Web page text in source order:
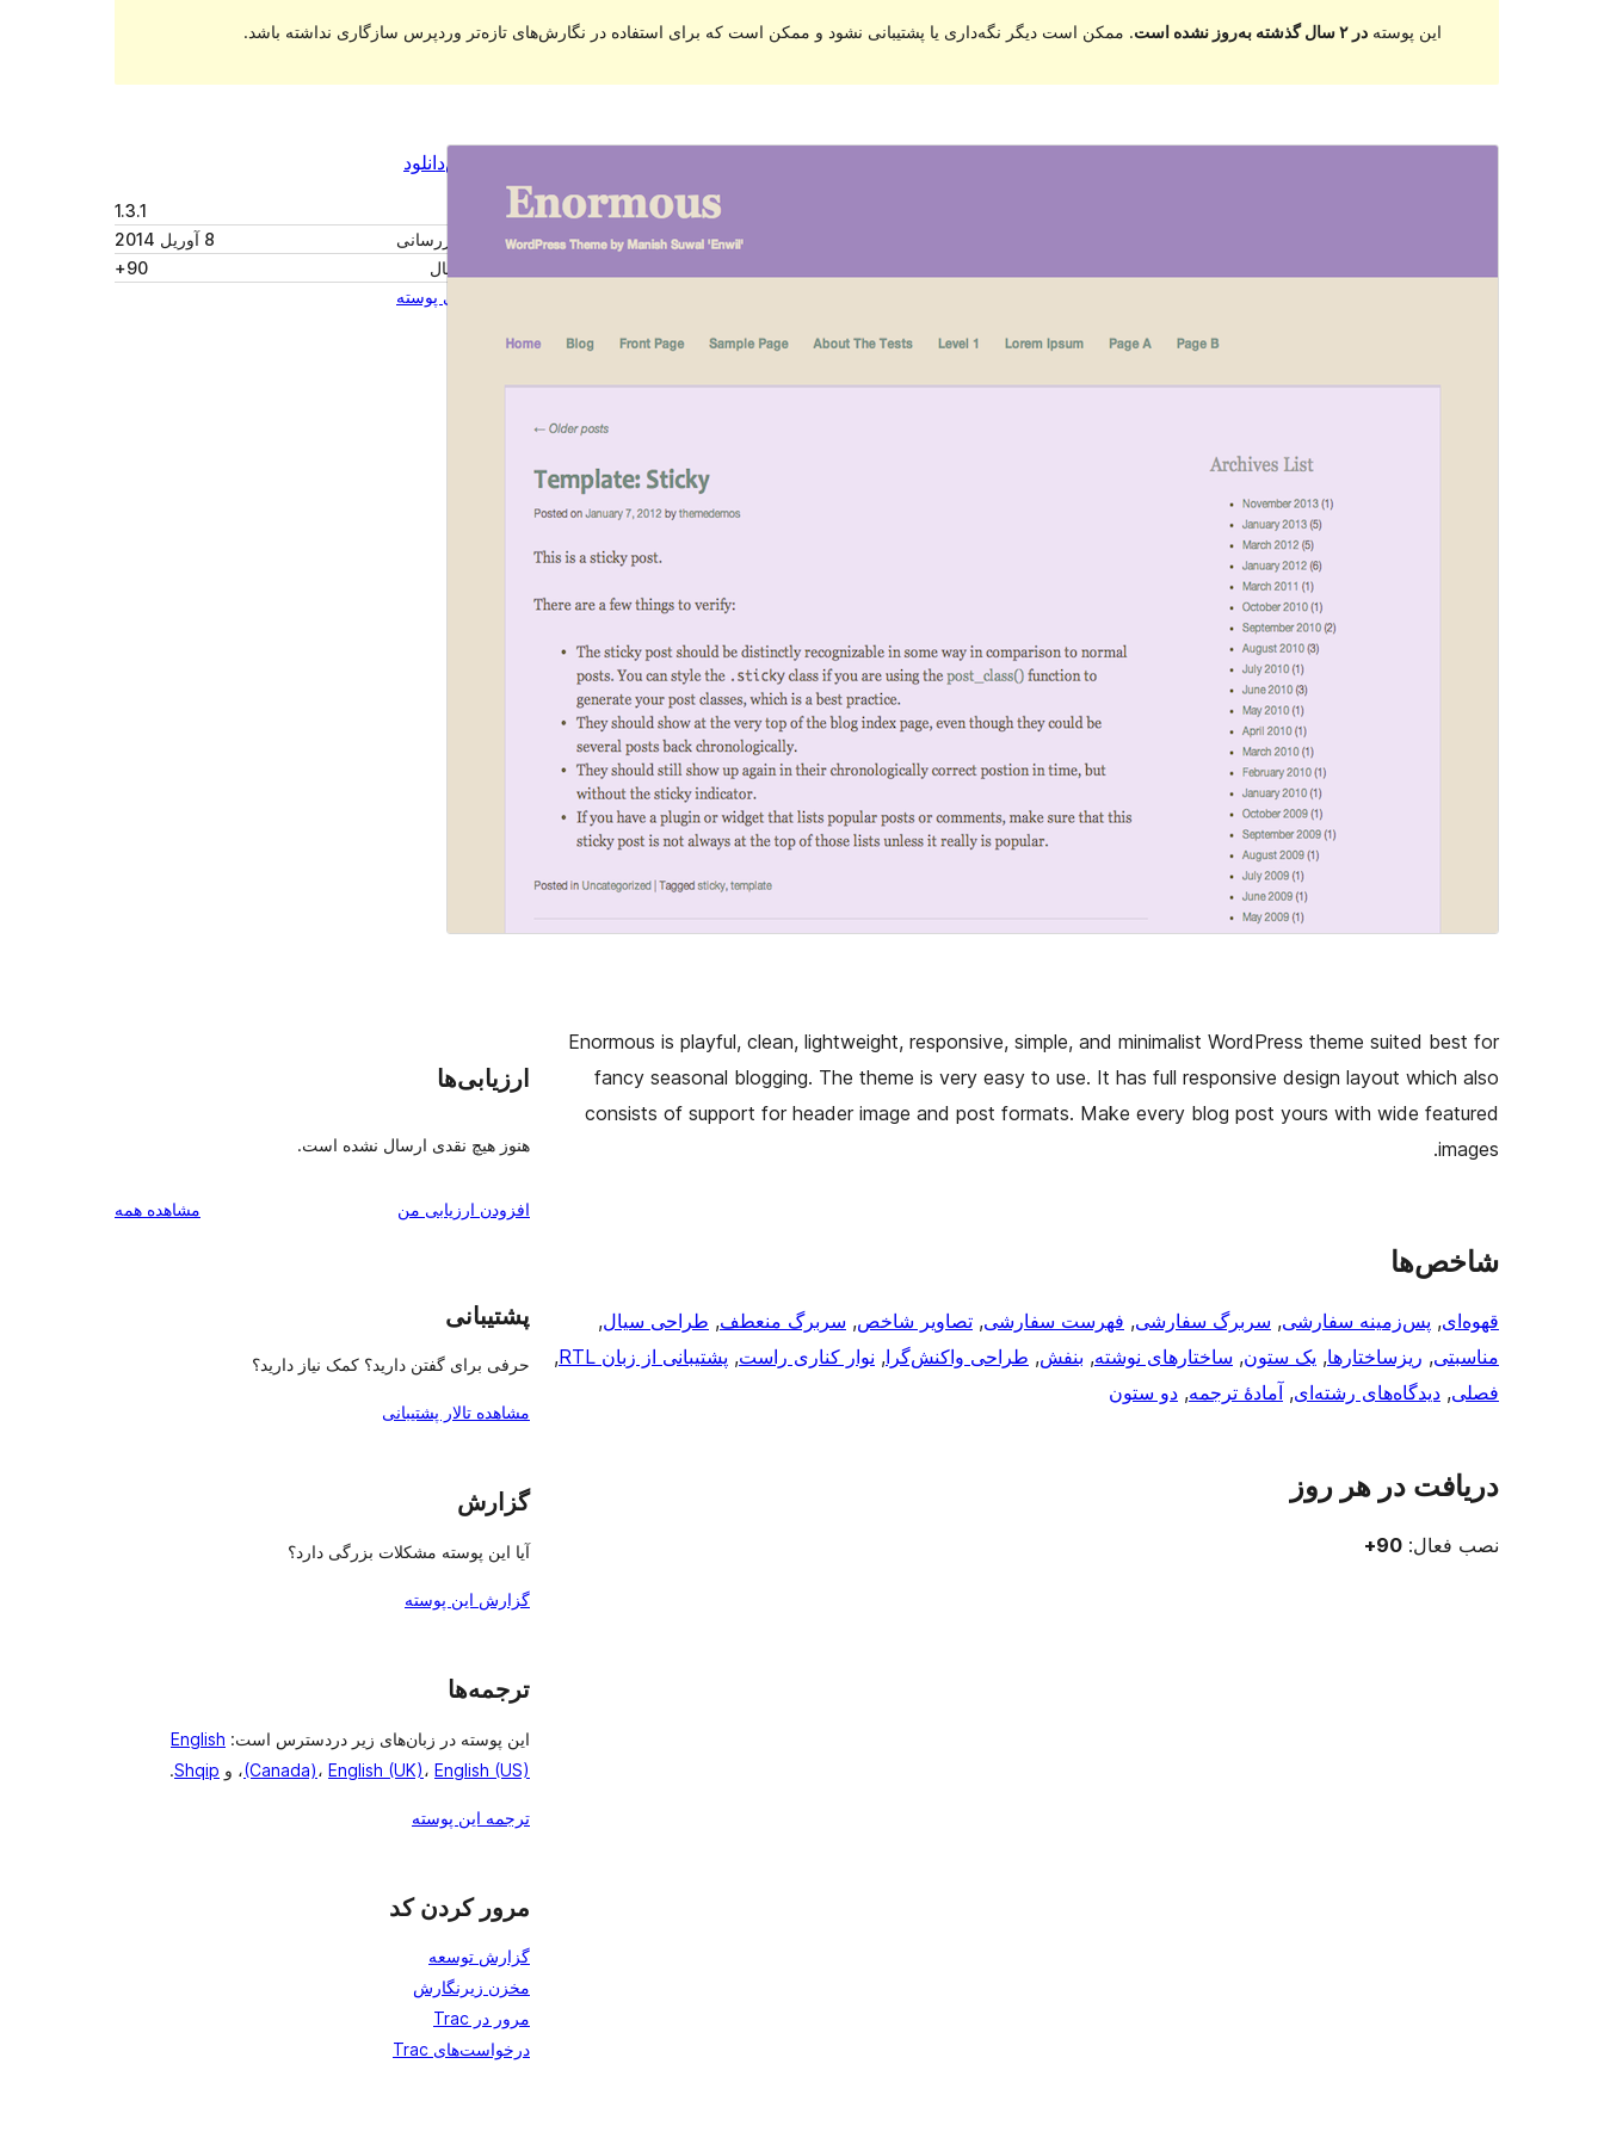
این پوستهدر ۲ سال گذشته به‌روز نشده است . ممکن است دیگر نگه‌داری یا پشتیبانی نشود و ممکن است که برای استفاده در نگارش‌های تازه‌تر وردپرس سازگاری نداشته باشد.
پیش‌نمایشدانلود
نگارش
1.3.1
آخرین به‌روزرسانی
8 آوریل 2014
نصب‌های فعال
90+
صفحه اصلی پوسته
Enormous is playful, clean, lightweight, responsive, simple, and minimalist WordPress theme suited best for
fancy seasonal blogging. The theme is very easy to use. It has full responsive design layout which also
consists of support for header image and post formats. Make every blog post yours with wide featured
images.
شاخص‌ها
قهوه‌ای, پس‌زمینه سفارشی, سربرگ سفارشی, فهرست سفارشی, تصاویر شاخص, سربرگ منعطف, طراحی سیال,
مناسبتی, ریزساختارها, یک ستون, ساختارهای نوشته, بنفش, طراحی واکنش‌گرا, نوار کناری راست, پشتیبانی از زبان RTL
,
فصلی, دیدگاه‌های رشته‌ای, آمادهٔ ترجمه, دو ستون
دریافت در هر روز
نصب فعال: 90+
ارزیابی‌ها
هنوز هیچ نقدی ارسال نشده است.
افزودن ارزیابی من مشاهده همه
پشتیبانی
حرفی برای گفتن دارید؟ کمک نیاز دارید؟
مشاهده تالار پشتیبانی
گزارش
آیا این پوسته مشکلات بزرگی دارد؟
گزارش این پوسته
ترجمه‌ها
این پوسته در زبان‌های زیر دردسترس است: English
(Canada)، English (UK)، English (US) ، و Shqip
.
ترجمه این پوسته
مرور کردن کد
گزارش توسعه
مخزن زیرنگارش
مرور در Trac
درخواست‌های Trac